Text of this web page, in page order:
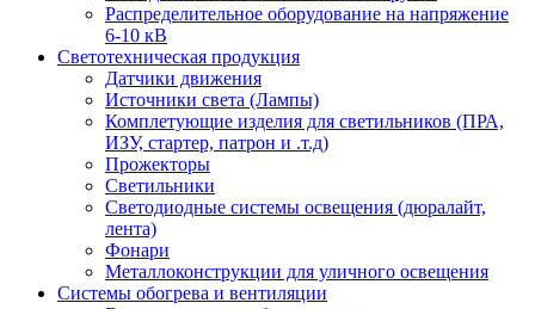
Распределительное оборудование на напряжение
6-10 кВ
Светотехническая продукция
Датчики движения
Источники света (Лампы)
Комплетующие изделия для светильников (ПРА,
ИЗУ, стартер, патрон и .т.д)
Прожекторы
Светильники
Светодиодные системы освещения (дюралайт,
лента)
Фонари
Металлоконструкции для уличного освещения
Системы обогрева и вентиляции